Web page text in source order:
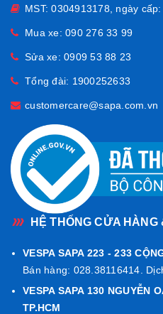
phải (khoảng 9 cm) và lưỡi mũ
mà không bị chật. Dây điều
chu vi 55–62 cm.
Chất liệu bền đẹp, thoáng
Mũ sử dụng vải cotton 100%,
thoáng khí và thấm hút mồ hôi
giữ form dáng và bền màu
thường xuyên.
để
nhất.
MST: 0304913178, ngày
Mua xe: 090 276 33 99
Sửa xe: 0909 53 88 23
Tổng đài: 1900252633
customercare@sapa.com.vn
HỆ THỐNG CỬA
VESPA SAPA 223 - 233
Bán hàng: 028.38116414.
VESPA SAPA 130 NGUYỄN
TP.HCM